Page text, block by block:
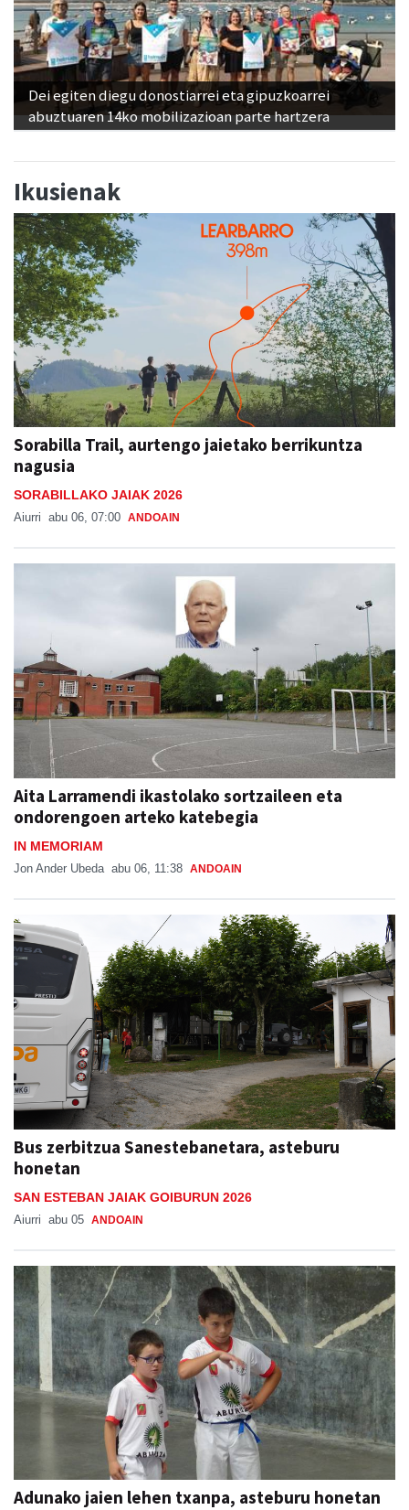
Dei egiten diegu donostiarrei eta gipuzkoarrei
abuztuaren 14ko mobilizazioan parte hartzera
Ikusienak
Sorabilla Trail, aurtengo jaietako berrikuntza
nagusia
SORABILLAKO JAIAK 2026
Aiurri abu 06, 07:00 ANDOAIN
Aita Larramendi ikastolako sortzaileen eta
ondorengoen arteko katebegia
IN MEMORIAM
Jon Ander Ubeda abu 06, 11:38 ANDOAIN
Bus zerbitzua Sanestebanetara, asteburu
honetan
SAN ESTEBAN JAIAK GOIBURUN 2026
Aiurri abu 05 ANDOAIN
Adunako jaien lehen txanpa, asteburu honetan